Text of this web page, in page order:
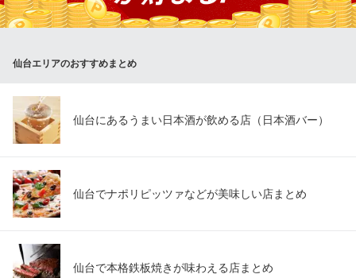
オステリア・ダ・クリハラ
イタリア料理 ワイン
仙台エリアのおすすめまとめ
仙台にあるうまい日本酒が飲める店（日本酒バー）
仙台でナポリピッツァなどが美味しい店まとめ
仙台で本格鉄板焼きが味わえる店まとめ